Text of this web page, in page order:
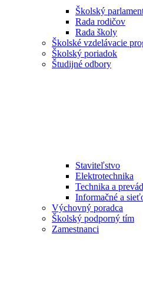
Školský
Rada rodičov
Rada školy
Školské vzdelávacie
Školský poriadok
Študijné odbory
Staviteľstvo
Elektrotechnika
Technika a
Informačné a
Výchovný poradca
Školský podporný tím
Zamestnanci